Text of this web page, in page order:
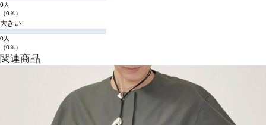
0人
（0％）
大きい
0人
（0％）
関連商品